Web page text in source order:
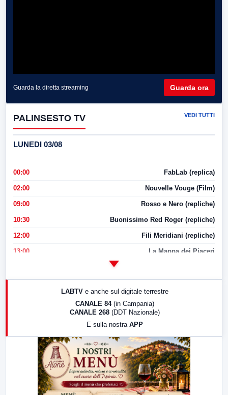
Guarda la diretta streaming Guarda ora
PALINSESTO TV VEDI TUTTI
LUNEDI 03/08
00:00 FabLab (replica)
02:00 Nouvelle Vouge (Film)
09:00 Rosso e Nero (repliche)
10:30 Buonissimo Red Roger (repliche)
12:00 Fili Meridiani (repliche)
13:00 La Mappa dei Piaceri
LabNews (replica)
LABTV e anche sul digitale terrestre
CANALE 84 (in Campania)
CANALE 268 (DDT Nazionale)
E sulla nostra APP